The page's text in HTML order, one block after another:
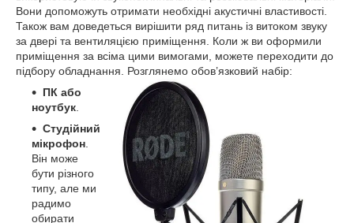
Вони допоможуть отримати необхідні акустичні властивості.
Також вам доведеться вирішити ряд питань із витоком звуку
за двері та вентиляцією приміщення. Коли ж ви оформили
приміщення за всіма цими вимогами, можете переходити до
підбору обладнання. Розглянемо обов’язковий набір:
ПК або
ноутбук
Студійний
мікрофон
Він може
бути різного
типу, але ми
радимо
обирати